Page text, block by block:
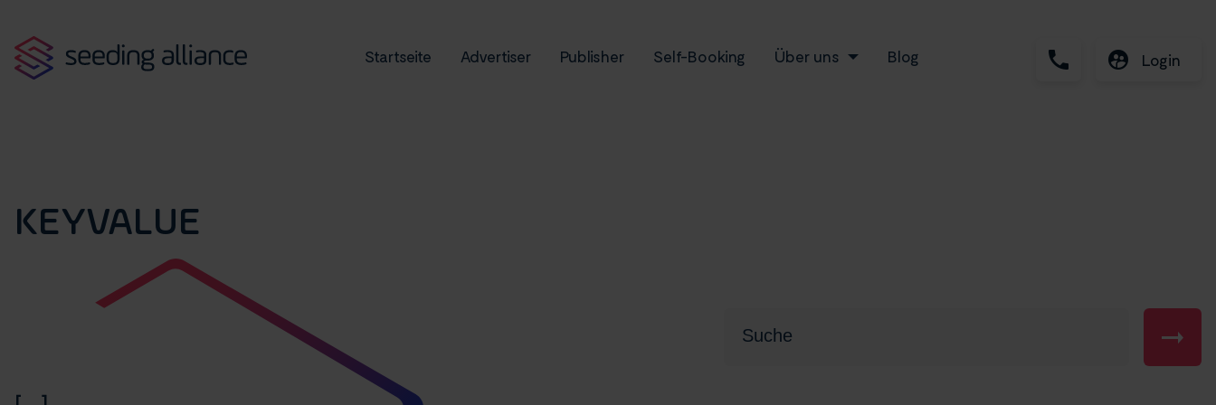
Startseite Advertiser Publisher Self-Booking Über uns Blog Login
KEYVALUE